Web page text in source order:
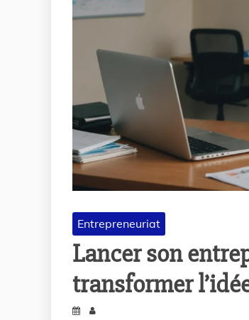
Entrepreneuriat
Lancer son
transformer